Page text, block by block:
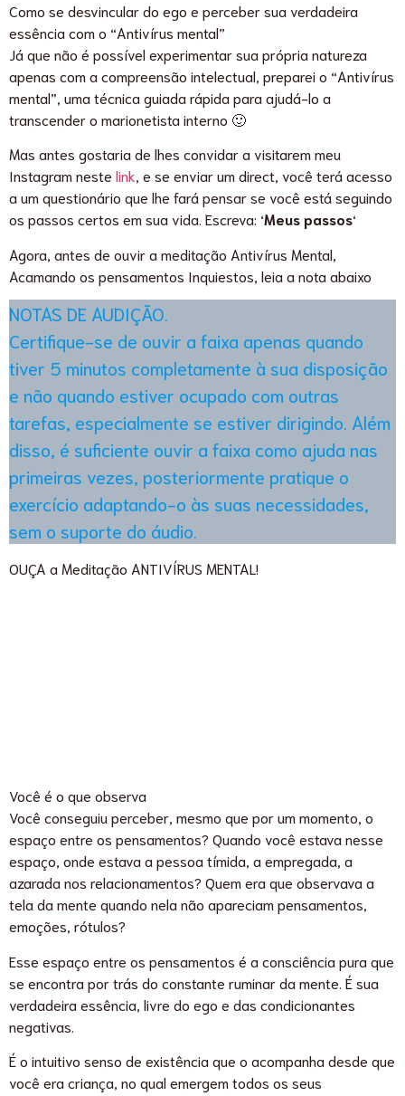
Como se desvincular do ego e perceber sua verdadeira
essência com o “Antivírus mental”
Já que não é possível experimentar sua própria natureza
apenas com a compreensão intelectual, preparei o “Antivírus
mental”, uma técnica guiada rápida para ajudá-lo a
transcender o marionetista interno 🙂
Mas antes gostaria de lhes convidar a visitarem meu
Instagram neste link, e se enviar um direct, você terá acesso
a um questionário que lhe fará pensar se você está seguindo
os passos certos em sua vida. Escreva: ‘Meus passos‘
Agora, antes de ouvir a meditação Antivírus Mental,
Acamando os pensamentos Inquiestos, leia a nota abaixo
NOTAS DE AUDIÇÃO.
Certifique-se de ouvir a faixa apenas quando
tiver 5 minutos completamente à sua disposição
e não quando estiver ocupado com outras
tarefas, especialmente se estiver dirigindo. Além
disso, é suficiente ouvir a faixa como ajuda nas
primeiras vezes, posteriormente pratique o
exercício adaptando-o às suas necessidades,
sem o suporte do áudio.
OUÇA a Meditação ANTIVÍRUS MENTAL!
Você é o que observa
Você conseguiu perceber, mesmo que por um momento, o
espaço entre os pensamentos? Quando você estava nesse
espaço, onde estava a pessoa tímida, a empregada, a
azarada nos relacionamentos? Quem era que observava a
tela da mente quando nela não apareciam pensamentos,
emoções, rótulos?
Esse espaço entre os pensamentos é a consciência pura que
se encontra por trás do constante ruminar da mente. É sua
verdadeira essência, livre do ego e das condicionantes
negativas.
É o intuitivo senso de existência que o acompanha desde que
você era criança, no qual emergem todos os seus